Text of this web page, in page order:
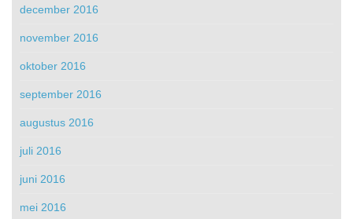
december 2016
november 2016
oktober 2016
september 2016
augustus 2016
juli 2016
juni 2016
mei 2016